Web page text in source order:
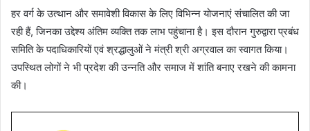
हर वर्ग के उत्थान और समावेशी विकास के लिए विभिन्न योजनाएं संचालित की जा
रही हैं, जिनका उद्देश्य अंतिम व्यक्ति तक लाभ पहुंचाना है। इस दौरान गुरुद्वारा प्रबंध
समिति के पदाधिकारियों एवं श्रद्धालुओं ने मंत्री श्री अग्रवाल का स्वागत किया।
उपस्थित लोगों ने भी प्रदेश की उन्नति और समाज में शांति बनाए रखने की कामना
की।